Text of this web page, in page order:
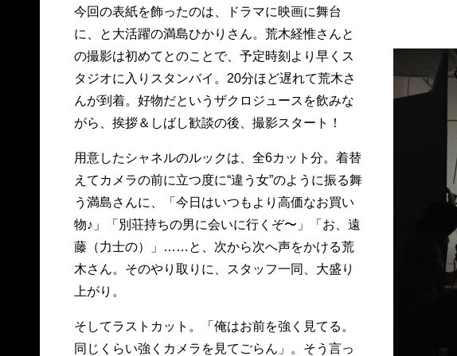
今回の表紙を飾ったのは、ドラマに映画に舞台
に、と大活躍の満島ひかりさん。荒木経惟さんと
の撮影は初めてとのことで、予定時刻より早くス
タジオに入りスタンバイ。20分ほど遅れて荒木さ
んが到着。好物だというザクロジュースを飲みな
がら、挨拶＆しばし歓談の後、撮影スタート！
用意したシャネルのルックは、全6カット分。着替
えてカメラの前に立つ度に“違う女”のように振る舞
う満島さんに、「今日はいつもより高価なお買い
物♪」「別荘持ちの男に会いに行くぞ〜」「お、遠
藤（力士の）」……と、次から次へ声をかける荒
木さん。そのやり取りに、スタッフ一同、大盛り
上がり。
そしてラストカット。「俺はお前を強く見てる。
同じくらい強くカメラを見てごらん」。そう言っ